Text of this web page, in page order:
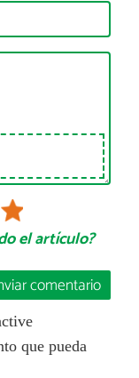
el artículo?
comentario
que pueda